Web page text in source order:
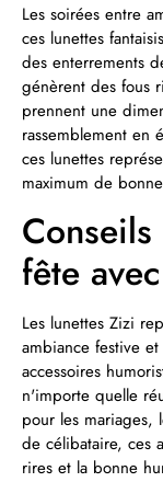
Les soirées entre
ces lunettes
des enterrements
génèrent des fous
prennent une
rassemblement en
ces lunettes
maximum de
fête
Les lunettes Zizi
ambiance festive
accessoires
n'importe quelle
pour les mariages,
de célibataire, ces
rires et la bonne